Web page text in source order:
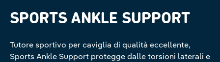
SPORTS ANKLE SUPPORT
Tutore sportivo per caviglia di qualità eccellente,
Sports Ankle Support protegge dalle torsioni laterali e